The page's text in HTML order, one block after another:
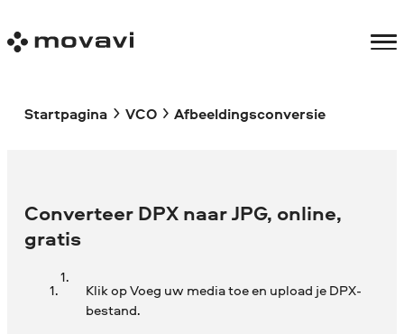
Startpagina VCO Afbeeldingsconversie
Converteer DPX naar JPG, online,
gratis
Klik op Voeg uw media toe en upload je DPX-
bestand.